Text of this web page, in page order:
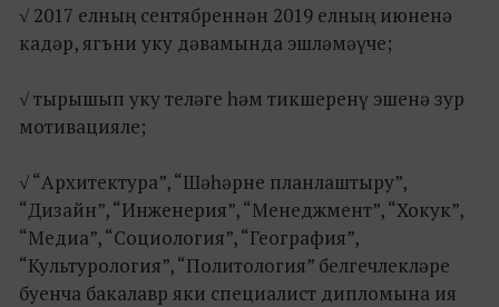
√​ 2017 елның сентябреннән 2019 елның июненә
кадәр, ягъни уку дәвамында эшләмәүче;
√​ тырышып уку теләге һәм тикшеренү эшенә зур
мотивацияле;
√​ “Архитектура”, “Шәһәрне планлаштыру”,
“Дизайн”, “Инженерия”, “Менеджмент”, “Хокук”,
“Медиа”, “Социология”, “География”,
“Культурология”, “Политология” белгечлекләре
буенча бакалавр яки специалист дипломына ия